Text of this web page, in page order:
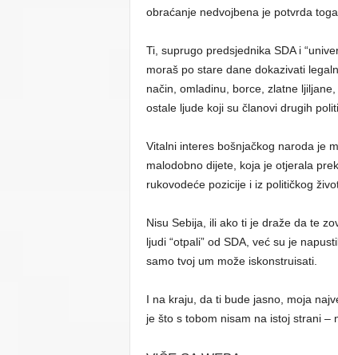
obraćanje nedvojbena je potvrda toga.
Ti, suprugo predsjednika SDA i
moraš po stare dane dokazivati
način, omladinu, borce, zlatne
ostale ljude koji su članovi drugih
Vitalni interes bošnjačkog naroda je
malodobno dijete, koja je otjerala
rukovodeće pozicije i iz političkog
Nisu Sebija, ili ako ti je draže da te
ljudi “otpali” od SDA, već su je
samo tvoj um može iskonstruisati.
I na kraju, da ti bude jasno, moja
je što s tobom nisam na istoj strani –